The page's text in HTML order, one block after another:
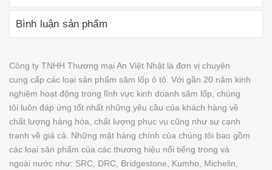
Bình luận sản phẩm
Công ty TNHH Thương mại An Việt Nhật là đơn vị chuyên
cung cấp các loại sản phẩm săm lốp ô tô. Với gần 20 năm kinh
nghiệm hoạt động trong lĩnh vực kinh doanh săm lốp, chúng
tôi luôn đáp ứng tốt nhất những yêu cầu của khách hàng về
chất lượng hàng hóa, chất lượng phục vụ cũng như sự cạnh
tranh về giá cả. Những mặt hàng chính của chúng tôi bao gồm
các loại sản phẩm của các thương hiệu nổi tiếng trong và
ngoài nước như: SRC, DRC, Bridgestone, Kumho, Michelin,